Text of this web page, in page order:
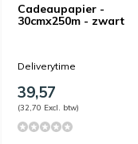
Cadeaupapier -
30cmx250m - zwart
Deliverytime
39,57
(32,70 Excl. btw)